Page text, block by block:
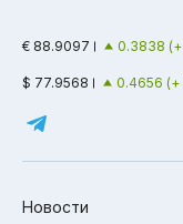
€ 88.9097 0.3838
$ 77.9568 0.4656 (+
Новости